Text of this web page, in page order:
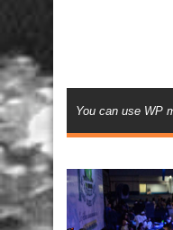
You can use WP